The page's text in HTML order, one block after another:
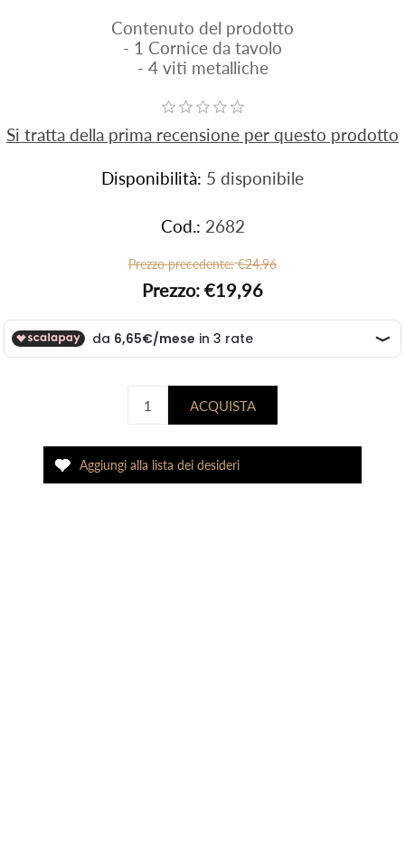
Contenuto del prodotto
- 1 Cornice da tavolo
- 4 viti metalliche
Si tratta della prima recensione per questo prodotto
Disponibilità: 5 disponibile
Cod.: 2682
Prezzo precedente: €24,96
Prezzo: €19,96